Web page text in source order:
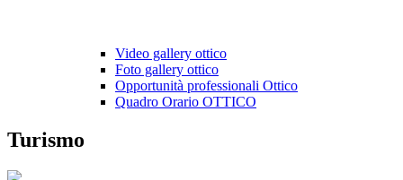
Video gallery ottico
Foto gallery ottico
Opportunità professionali Ottico
Quadro Orario OTTICO
Turismo